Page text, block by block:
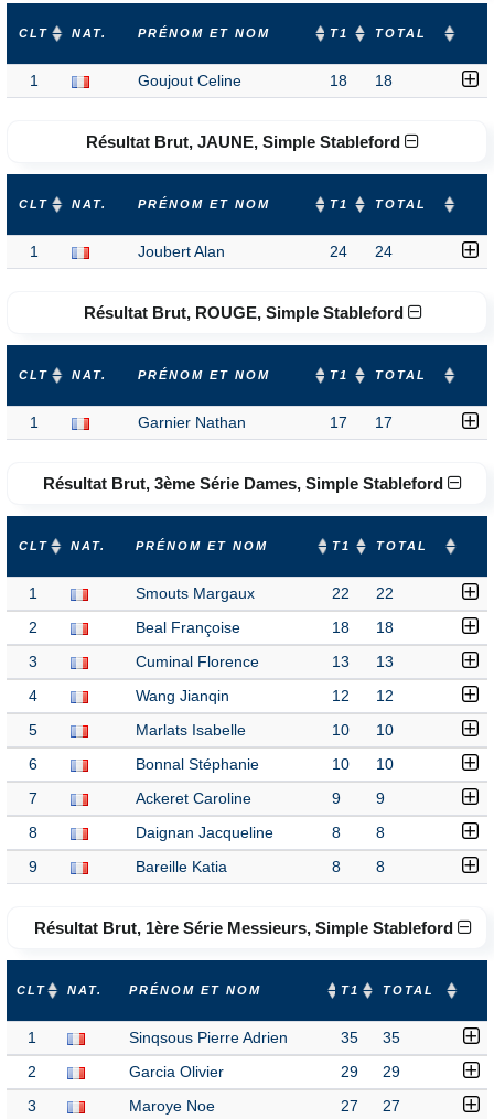
CLT NAT. PRÉNOM ET NOM T1 TOTAL
1 Goujout Celine 18 18
Résultat Brut, JAUNE, Simple Stableford
CLT NAT. PRÉNOM ET NOM T1 TOTAL
1 Joubert Alan 24 24
Résultat Brut, ROUGE, Simple Stableford
CLT NAT. PRÉNOM ET NOM T1 TOTAL
1 Garnier Nathan 17 17
Résultat Brut, 3ème Série Dames, Simple Stableford
CLT NAT. PRÉNOM ET NOM T1 TOTAL
1 Smouts Margaux 22 22
2 Beal Françoise 18 18
3 Cuminal Florence 13 13
4 Wang Jianqin 12 12
5 Marlats Isabelle 10 10
6 Bonnal Stéphanie 10 10
7 Ackeret Caroline 9 9
8 Daignan Jacqueline 8 8
9 Bareille Katia 8 8
Résultat Brut, 1ère Série Messieurs, Simple Stableford
CLT NAT. PRÉNOM ET NOM T1 TOTAL
1 Sinqsous Pierre Adrien 35 35
2 Garcia Olivier 29 29
3 Maroye Noe 27 27